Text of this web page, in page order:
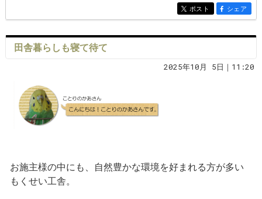
entry1492
ポスト entry1492
シェア
田舎暮らしも寝て待て
2025年10月 5日｜11:20
お施主様の中にも、自然豊かな環境を好まれる方が多い
もくせい工舎。